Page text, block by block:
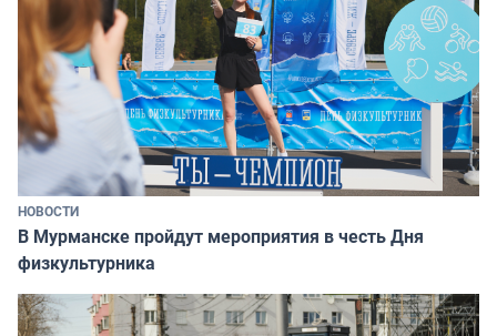
НОВОСТИ
В Мурманске пройдут мероприятия в честь Дня
физкультурника